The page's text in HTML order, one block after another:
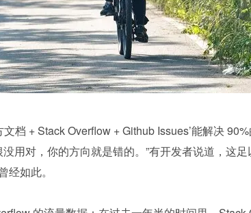
文档 + Stack Overflow + Github Issues’能解决
没用对，你的方向就是错的。”有开发者说道，这
如此。